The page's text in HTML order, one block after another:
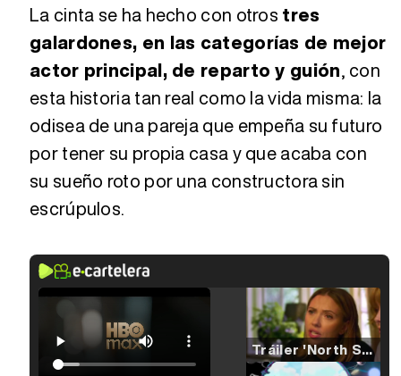
La cinta se ha hecho con otros tres
galardones, en las categorías de mejor
actor principal, de reparto y guión, con
esta historia tan real como la vida misma: la
odisea de una pareja que empeña su futuro
por tener su propia casa y que acaba con
su sueño roto por una constructora sin
escrúpulos.
Tráiler 'North Star' (2023)